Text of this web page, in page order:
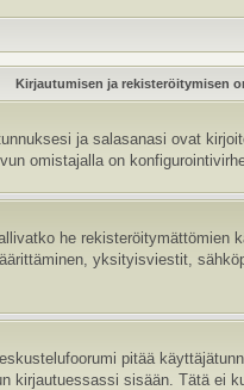
Kirjautumisen ja rekisteröitymisen
ja salasanasi ovat
omistajalla on
he
yksityisviestit,
pitää
kirjautuessassi sisään. Tätä